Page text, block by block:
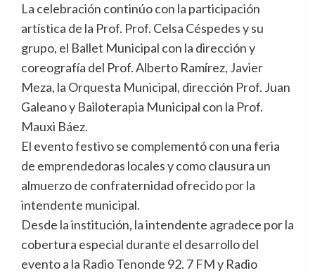
La celebración continúo con la participación
artística de la Prof. Prof. Celsa Céspedes y su
grupo, el Ballet Municipal con la dirección y
coreografía del Prof. Alberto Ramírez, Javier
Meza, la Orquesta Municipal, dirección Prof. Juan
Galeano y Bailoterapia Municipal con la Prof.
Mauxi Báez.
El evento festivo se complementó con una feria
de emprendedoras locales y como clausura un
almuerzo de confraternidad ofrecido por la
intendente municipal.
Desde la institución, la intendente agradece por la
cobertura especial durante el desarrollo del
evento a la Radio Tenonde 92. 7 FM y Radio